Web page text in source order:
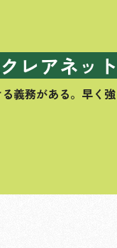
レアネッ
義務がある。 早く